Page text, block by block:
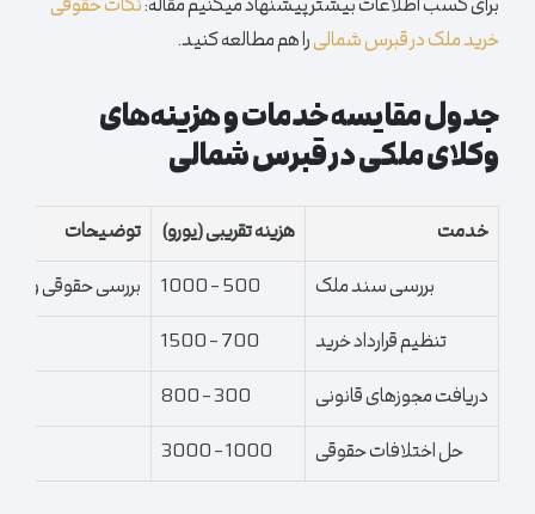
برای کسب اطلاعات بیشتر پیشنهاد میکنیم مقاله:نکات حقوقی
خرید ملک در قبرس شمالیرا هم مطالعه کنید.
جدول مقایسه خدمات و هزینه‌های
وکلای ملکی در قبرس شمالی
خدمت هزینه تقریبی (یورو)
توضیحات
بررسی سند ملک
500 – 1000
بررسی حقوقی
تنظیم قرارداد خرید
700 – 1500
دریافت مجوزهای قانونی
300 – 800
حل اختلافات حقوقی
1000 – 3000